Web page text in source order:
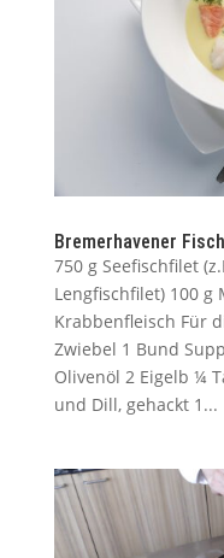
Bremerhavener
750 g Seefischfilet
Lengfischfilet) 100 g
Krabbenfleisch Für
Zwiebel 1 Bund
Olivenöl 2 Eigelb ¼
und Dill, gehackt 1...